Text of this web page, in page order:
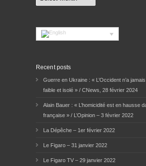
Recent posts
Guerre en Ukraine : « L’Occident n’a
faible et isolé » / CNews, 28 février 2024
Alain Bauer : « L’homicidité est en hausse
française » / L’Opinion – 3 février 2022
La Dépêche – 1er février 2022
Le Figaro – 31 janvier 2022
Le Figaro TV – 29 janvier 2022